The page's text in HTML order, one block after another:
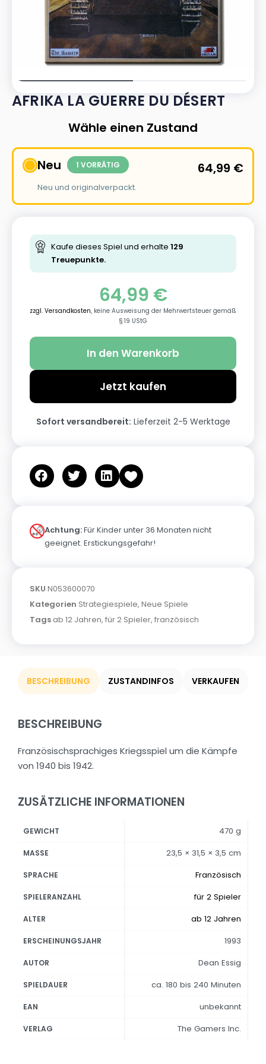
AFRIKA LA GUERRE DU DÉSERT
Wähle einen Zustand
Neu 1 VORRÄTIG
Neu und originalverpackt.
64,99 €
Kaufe dieses Spiel und erhalte 129
Treuepunkte.
64,99 €
zzgl. Versandkosten, keine Ausweisung der Mehrwertsteuer gemäß
§ 19 UStG
In den Warenkorb
Jetzt kaufen
Sofort versandbereit: Lieferzeit 2-5 Werktage
Achtung:Für Kinder unter 36 Monaten nicht
geeignet. Erstickungsgefahr!
SKU N053600070
Kategorien Strategiespiele, Neue Spiele
Tags ab 12 Jahren, für 2 Spieler, französisch
BESCHREIBUNG ZUSTANDINFOS VERKAUFEN
BESCHREIBUNG
Französischsprachiges Kriegsspiel um die Kämpfe
von 1940 bis 1942.
ZUSÄTZLICHE INFORMATIONEN
GEWICHT 470 g
MASSE 23,5 × 31,5 × 3,5 cm
SPRACHE Französisch
SPIELERANZAHL für 2 Spieler
ALTER ab 12 Jahren
ERSCHEINUNGSJAHR 1993
AUTOR Dean Essig
SPIELDAUER ca. 180 bis 240 Minuten
EAN unbekannt
VERLAG The Gamers Inc.